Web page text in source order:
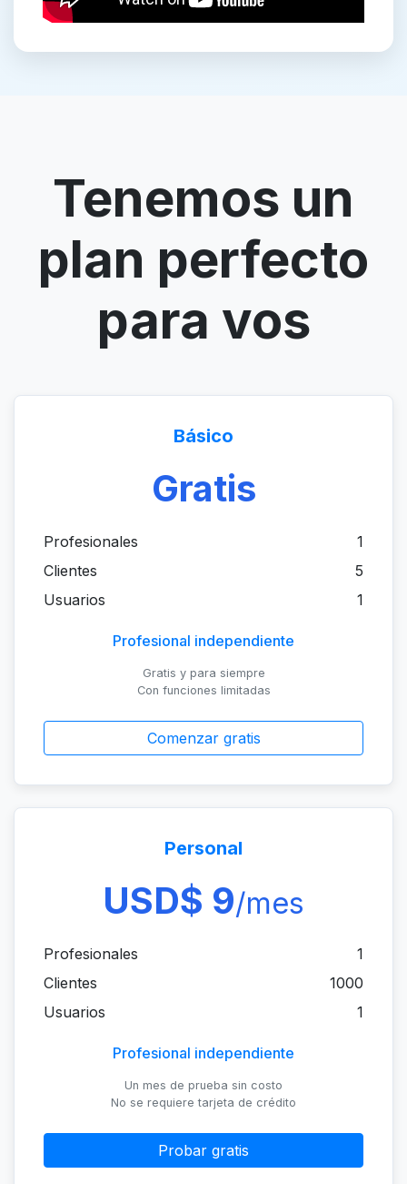
Tenemos un
plan perfecto
para vos
Básico
Gratis
Profesionales
1
Clientes
5
Usuarios
1
Profesional independiente
Gratis y para siempre
Con funciones limitadas
Comenzar gratis
Personal
USD$ 9/mes
Profesionales
1
Clientes
1000
Usuarios
1
Profesional independiente
Un mes de prueba sin costo
No se requiere tarjeta de crédito
Probar gratis